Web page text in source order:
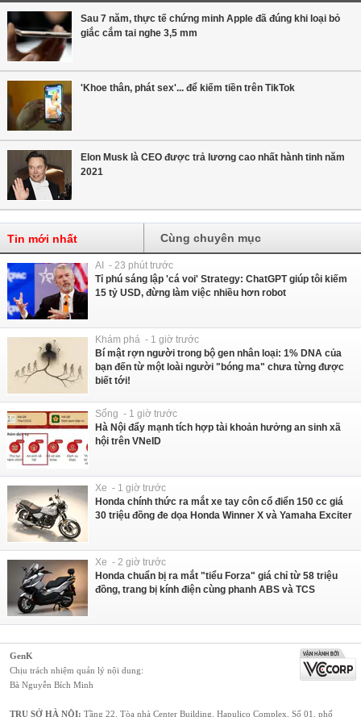
Sau 7 năm, thực tế chứng minh Apple đã đúng khi loại bỏ
giắc cắm tai nghe 3,5 mm
'Khoe thân, phát sex'... để kiếm tiền trên TikTok
Elon Musk là CEO được trả lương cao nhất hành tinh năm
2021
Tin mới nhất Cùng chuyên mục
AI - 23 phút trước
Tỉ phú sáng lập 'cá voi' Strategy: ChatGPT giúp tôi kiếm
15 tỷ USD, đừng làm việc nhiều hơn robot
Khám phá - 1 giờ trước
Bí mật rợn người trong bộ gen nhân loại: 1% DNA của
bạn đến từ một loài người "bóng ma" chưa từng được
biết tới!
Sống - 1 giờ trước
Hà Nội đẩy mạnh tích hợp tài khoản hưởng an sinh xã
hội trên VNeID
Xe - 1 giờ trước
Honda chính thức ra mắt xe tay côn cổ điển 150 cc giá
30 triệu đồng đe dọa Honda Winner X và Yamaha Exciter
Xe - 2 giờ trước
Honda chuẩn bị ra mắt "tiểu Forza" giá chỉ từ 58 triệu
đồng, trang bị kính điện cùng phanh ABS và TCS
GenK
Chịu trách nhiệm quản lý nội dung:
Bà Nguyễn Bích Minh
TRỤ SỞ HÀ NỘI: Tầng 22, Tòa nhà Center Building, Hapulico Complex, Số 01, phố